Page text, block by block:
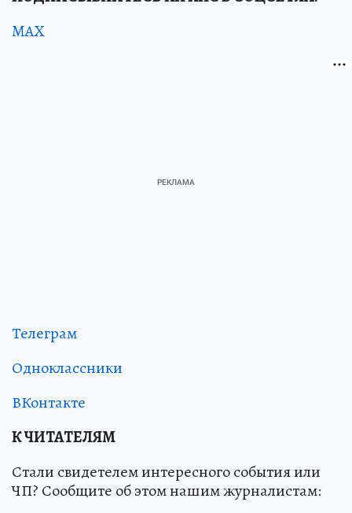
MAX
Телеграм
Одноклассники
ВКонтакте
К ЧИТАТЕЛЯМ
Стали свидетелем интересного события или
ЧП? Сообщите об этом нашим журналистам: